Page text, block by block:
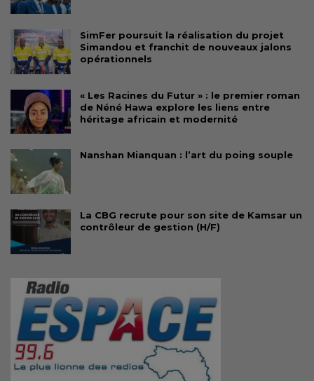
SimFer poursuit la réalisation du projet
Simandou et franchit de nouveaux jalons
opérationnels
« Les Racines du Futur » : le premier roman
de Néné Hawa explore les liens entre
héritage africain et modernité
Nanshan Mianquan : l’art du poing souple
La CBG recrute pour son site de Kamsar un
contrôleur de gestion (H/F)